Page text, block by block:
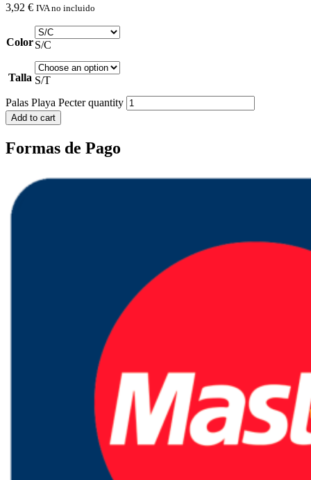
3,92 € IVA no incluido
ColorS/C
Talla S/T
Palas Playa Pecter quantity
Add to cart
Formas de Pago